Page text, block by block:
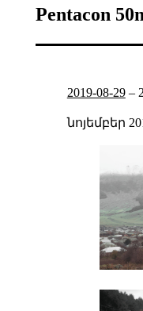
Pentacon
2019-08-29–
նոյեմբեր